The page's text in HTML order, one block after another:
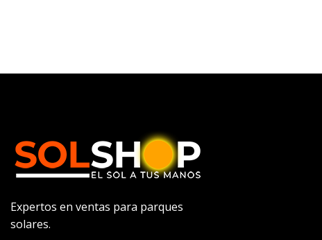
Expertos en ventas para parques
solares.